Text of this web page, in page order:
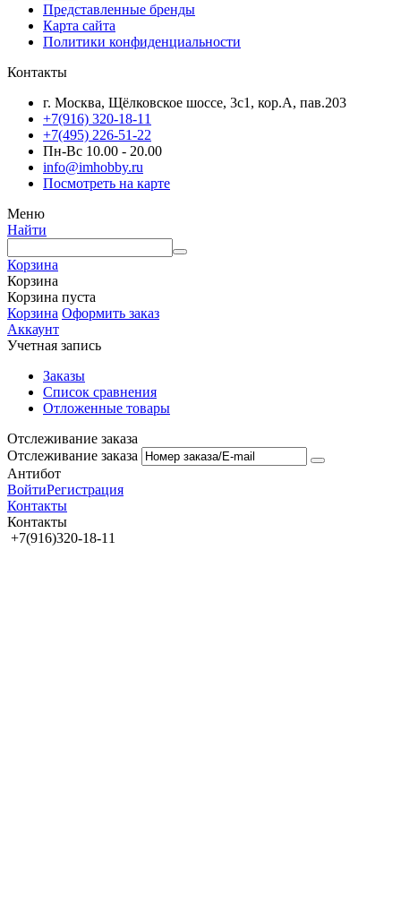
Представленные бренды
Карта сайта
Политики конфиденциальности
Контакты
г. Москва, Щёлковское шоссе, 3с1, кор.А, пав.203
+7(916) 320-18-11
+7(495) 226-51-22
Пн-Вс 10.00 - 20.00
info@imhobby.ru
Посмотреть на карте
Меню
Найти
Корзина
Корзина
Корзина пуста
Корзина Оформить заказ
Аккаунт
Учетная запись
Заказы
Список сравнения
Отложенные товары
Отслеживание заказа
Отслеживание заказа
Антибот
ВойтиРегистрация
Контакты
Контакты
+7(916)320-18-11